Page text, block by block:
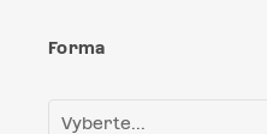
Forma
Vyberte...